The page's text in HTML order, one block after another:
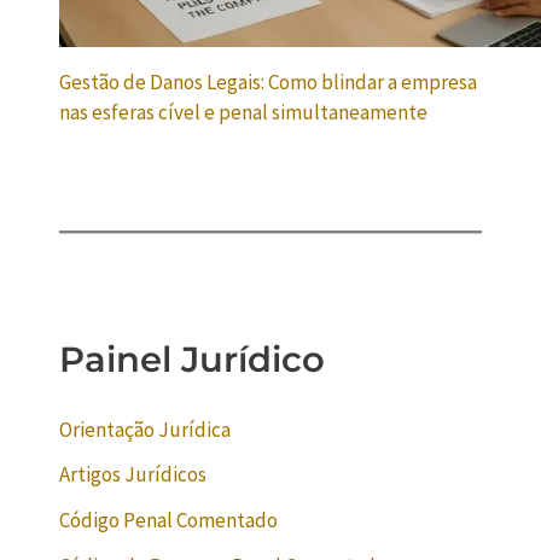
Gestão de Danos Legais: Como blindar a empresa
nas esferas cível e penal simultaneamente
Painel Jurídico
Orientação Jurídica
Artigos Jurídicos
Código Penal Comentado